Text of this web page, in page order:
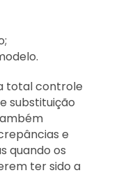
total controle
substituição
e
quando os
ter sido a